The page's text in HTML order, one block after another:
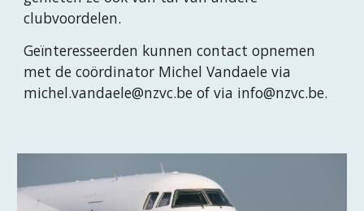
clubvoordelen.
Geïnteresseerden kunnen contact opnemen
met de coördinator Michel Vandaele via
michel.vandaele@nzvc.be of via info@nzvc.be.